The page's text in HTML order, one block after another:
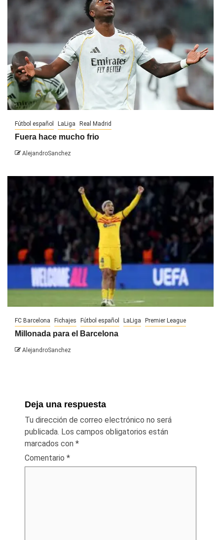
Fútbol español LaLiga Real Madrid
Fuera hace mucho frio
AlejandroSanchez
FC Barcelona Fichajes Fútbol español LaLiga Premier League
Millonada para el Barcelona
AlejandroSanchez
Deja una respuesta
Tu dirección de correo electrónico no será
publicada. Los campos obligatorios están
marcados con *
Comentario *